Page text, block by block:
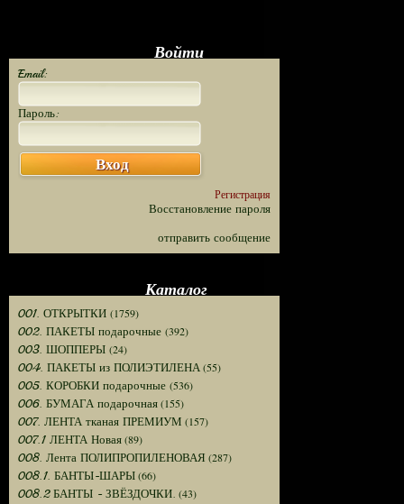
Войти
Email:
Пароль:
Вход
Регистрация
Восстановление пароля
отправить сообщение
Каталог
001. ОТКРЫТКИ (1759)
002. ПАКЕТЫ подарочные (392)
003. ШОППЕРЫ (24)
004. ПАКЕТЫ из ПОЛИЭТИЛЕНА(55)
005. КОРОБКИ подарочные (536)
006. БУМАГА подарочная(155)
007. ЛЕНТА тканая ПРЕМИУМ (157)
007.1 ЛЕНТА Новая(89)
008. Лента ПОЛИПРОПИЛЕНОВАЯ (287)
008.1. БАНТЫ-ШАРЫ(66)
008.2 БАНТЫ - ЗВЁЗДОЧКИ. (43)